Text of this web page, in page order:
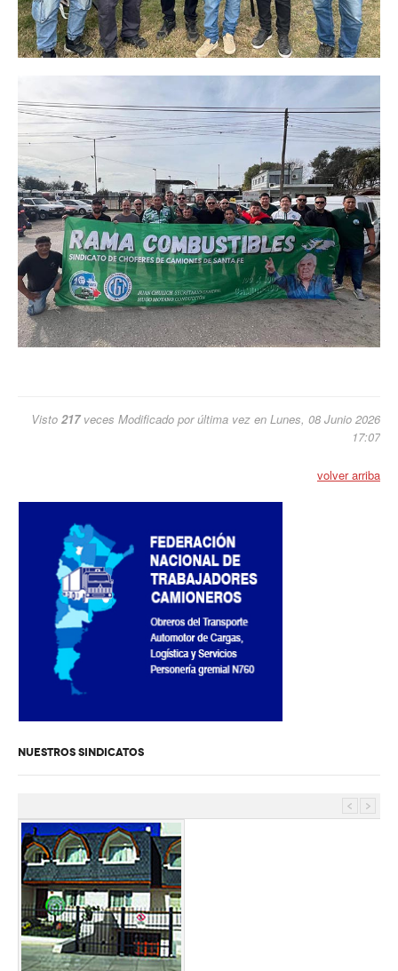
Visto 217veces Modificado por última vez en Lunes, 08 Junio 2026
17:07
volver arriba
NUESTROS SINDICATOS